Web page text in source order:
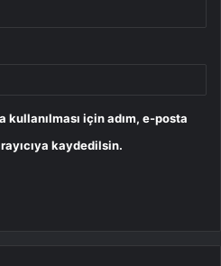
kullanılması için adım, e-posta
kaydedilsin.